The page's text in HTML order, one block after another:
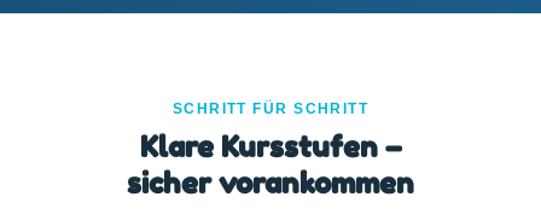
SCHRITT FÜR SCHRITT
Klare Kursstufen –
sicher vorankommen